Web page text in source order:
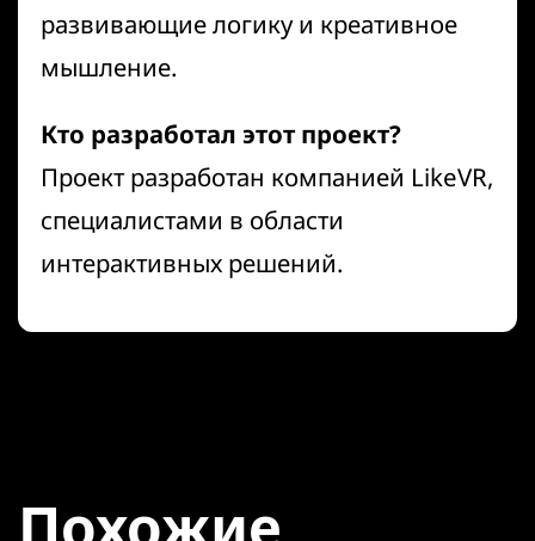
развивающие логику и креативное
мышление.
Кто разработал этот проект?
Проект разработан компанией LikeVR,
специалистами в области
интерактивных решений.